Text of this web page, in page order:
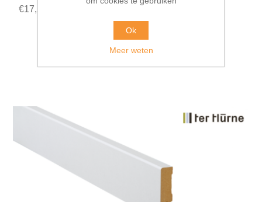
€17,50 incl. BTW
Ok
Meer weten